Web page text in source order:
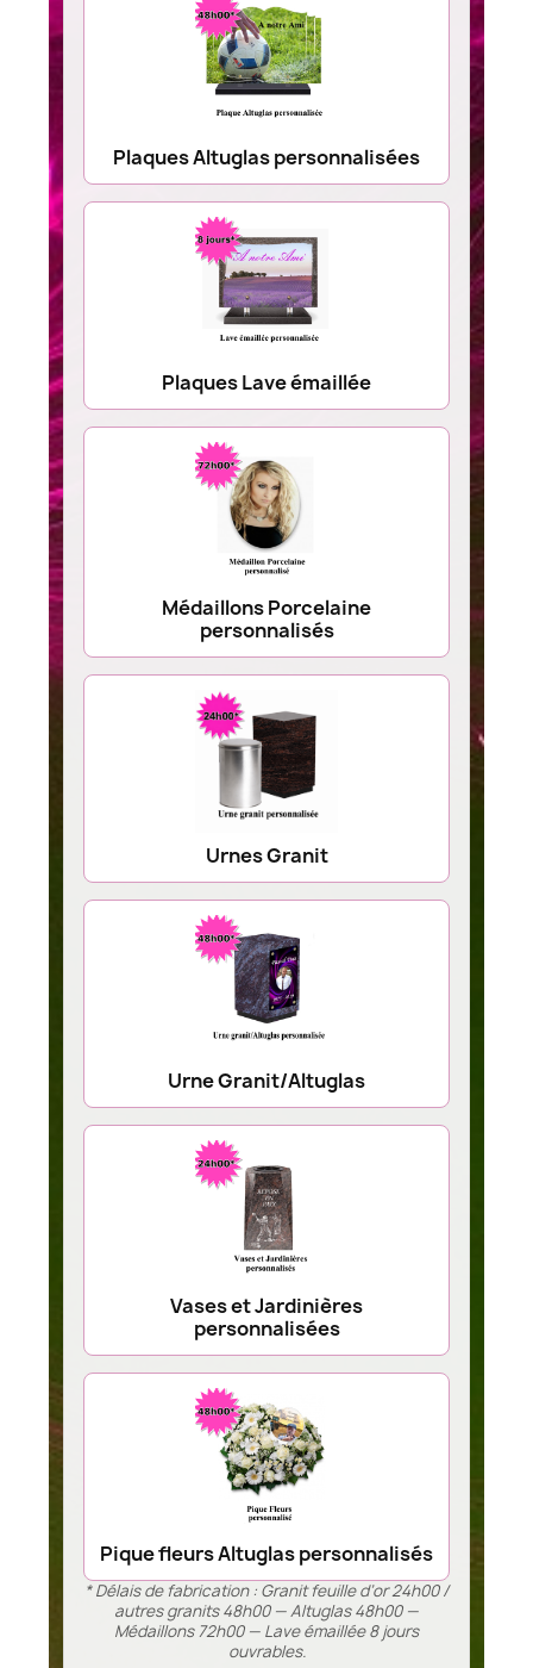
Plaques Altuglas personnalisées
Plaques Lave émaillée
Médaillons Porcelaine
personnalisés
Urnes Granit
Urne Granit/Altuglas
Vases et Jardinières
personnalisées
Pique fleurs Altuglas personnalisés
* Délais de fabrication : Granit feuille d’or 24h00 /
autres granits 48h00 — Altuglas 48h00 —
Médaillons 72h00 — Lave émaillée 8 jours
ouvrables.